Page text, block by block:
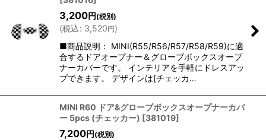
3,200円 (税別)
(税込: 3,520円)
■商品説明： MINI(R55/R56/R57/R58/R59)に適
合するドアオープナー＆グローブボックスオープ
ナーカバーです。 インテリアを手軽にドレスアッ
プできます。 デザインは[チェッカ…
MINI R60 ドア&グローブボックスオープナーカバ
ー 5pcs (チェッカー) [381019]
7,200円 (税別)